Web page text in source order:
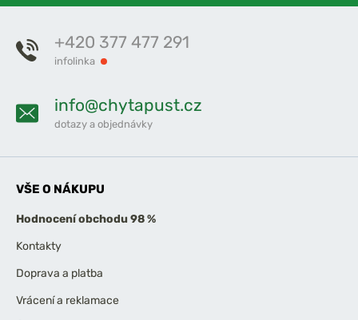
+420 377 477 291
infolinka
info@chytapust.cz
dotazy a objednávky
VŠE O NÁKUPU
Hodnocení obchodu 98 %
Kontakty
Doprava a platba
Vrácení a reklamace